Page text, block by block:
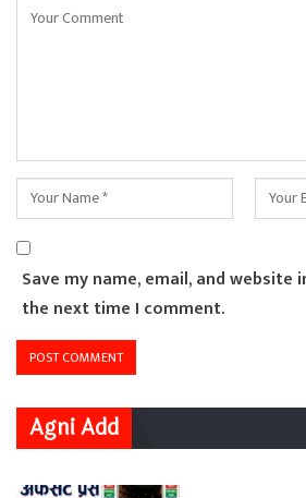
Save my name, email, and
the next time I comment.
Agni Add